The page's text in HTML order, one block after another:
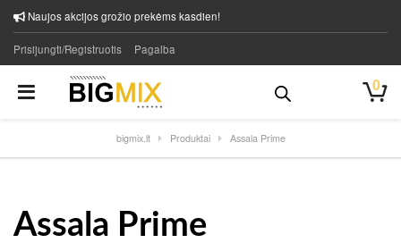
Naujos akcijos grožio prekėms kasdien!
Prisijungti/Registruotis Pagalba
0
bigmix.lt Produktai Assala Prime
Assala Prime